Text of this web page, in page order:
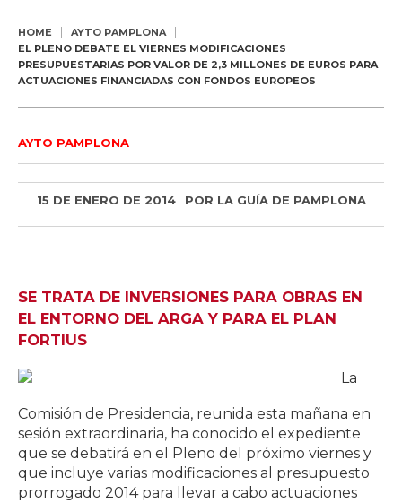
HOME
AYTO PAMPLONA
EL PLENO DEBATE EL VIERNES MODIFICACIONES
PRESUPUESTARIAS POR VALOR DE 2,3 MILLONES DE EUROS PARA
ACTUACIONES FINANCIADAS CON FONDOS EUROPEOS
AYTO PAMPLONA
15 DE ENERO DE 2014 POR LA GUÍA DE PAMPLONA
SE TRATA DE INVERSIONES PARA OBRAS EN
EL ENTORNO DEL ARGA Y PARA EL PLAN
FORTIUS
La
Comisión de Presidencia, reunida esta mañana en
sesión extraordinaria, ha conocido el expediente
que se debatirá en el Pleno del próximo viernes y
que incluye varias modificaciones al presupuesto
prorrogado 2014 para llevar a cabo actuaciones